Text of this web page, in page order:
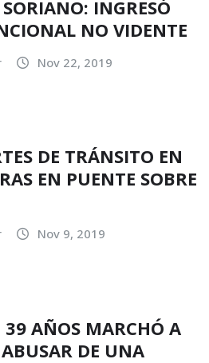
INGRESÓ
NO VIDENTE
Nov 22, 2019
DE TRÁNSITO EN
EN PUENTE SOBRE
Nov 9, 2019
AÑOS MARCHÓ A
DE UNA